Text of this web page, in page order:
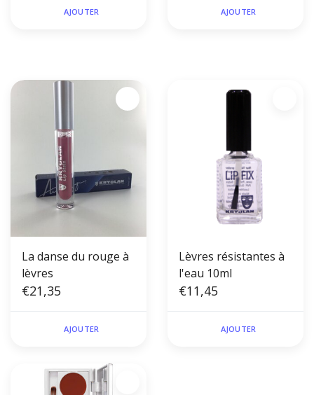
AJOUTER AJOUTER
La danse du rouge à
lèvres
€21,35
AJOUTER
Lèvres résistantes à
l'eau 10ml
€11,45
AJOUTER